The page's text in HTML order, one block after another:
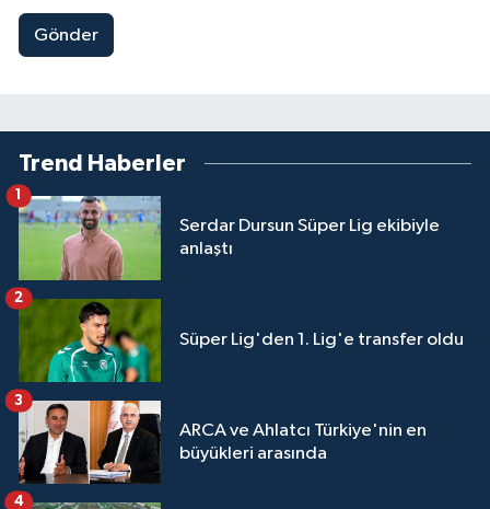
Gönder
Trend Haberler
Serdar Dursun Süper Lig ekibiyle
anlaştı
Süper Lig'den 1. Lig'e transfer oldu
2
ARCA ve Ahlatcı Türkiye'nin en
büyükleri arasında
3
4